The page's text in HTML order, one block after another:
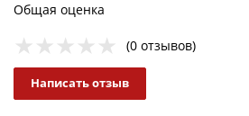
Общая оценка
(0 отзывов)
Написать отзыв